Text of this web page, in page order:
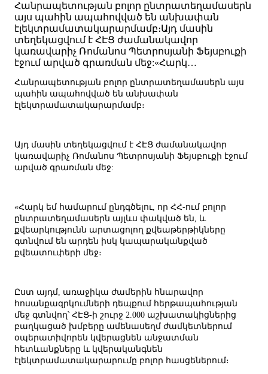
Հանրապետության բոլոր ընտրատեղամասերն
այս պահին ապահովված են անխափան
էլեկտրամատակարարմամբ։Այդ մասին
տեղեկացվում է ՀԷՑ ժամանակավոր
կառավարիչ Ռոմանոս Պետրոսյանի Ֆեյսբուքի
էջում արված գրառման մեջ:«Հարկ…
Հանրապետության բոլոր ընտրատեղամասերն այս
պահին ապահովված են անխափան
էլեկտրամատակարարմամբ։
Այդ մասին տեղեկացվում է ՀԷՑ ժամանակավոր
կառավարիչ Ռոմանոս Պետրոսյանի Ֆեյսբուքի էջում
արված գրառման մեջ:
«Հարկ եմ համարում ընդգծելու, որ ՀՀ-ում բոլոր
ընտրատեղամասերն այլևս փակված են, և
քվեարկությունն արտացոլող քվեաթերթիկները
գտնվում են արդեն իսկ կապարականքված
քվեատուփերի մեջ։
Ըստ այդմ, առաջիկա ժամերին հնարավոր
հոսանքազրկումների դեպքում հերթապահության
մեջ գտնվող՝ ՀԷՑ-ի շուրջ 2.000 աշխատակիցներից
բաղկացած խմբերը ամենասեղմ ժամկետներում
օպերատիվորեն կվերացնեն անջատման
հետևանքները և կվերականգնեն
էլեկտրամատակարարումը բոլոր հասցեներում։